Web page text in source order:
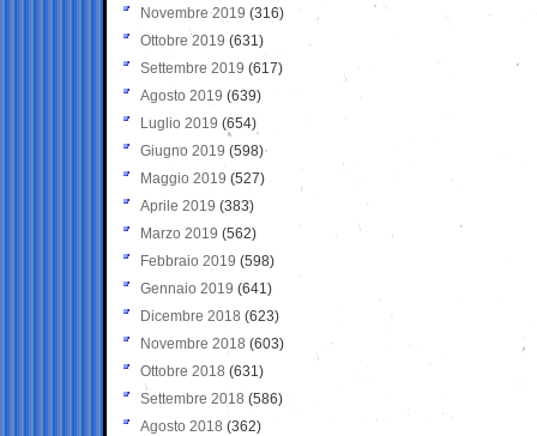
Novembre 2019 (316)
Ottobre 2019 (631)
Settembre 2019 (617)
Agosto 2019 (639)
Luglio 2019 (654)
Giugno 2019 (598)
Maggio 2019 (527)
Aprile 2019 (383)
Marzo 2019 (562)
Febbraio 2019 (598)
Gennaio 2019 (641)
Dicembre 2018 (623)
Novembre 2018 (603)
Ottobre 2018 (631)
Settembre 2018 (586)
Agosto 2018 (362)